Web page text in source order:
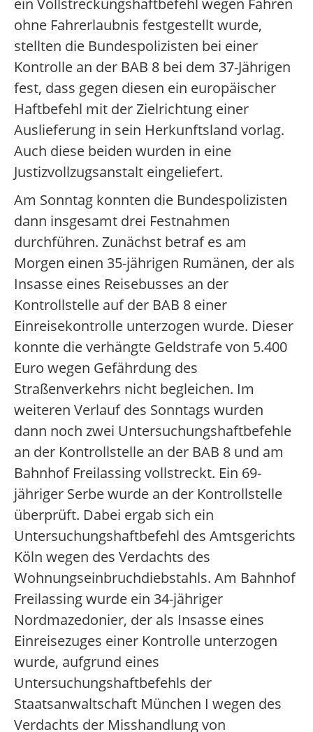
ein Vollstreckungshaftbefehl wegen Fahren
ohne Fahrerlaubnis festgestellt wurde,
stellten die Bundespolizisten bei einer
Kontrolle an der BAB 8 bei dem 37-Jährigen
fest, dass gegen diesen ein europäischer
Haftbefehl mit der Zielrichtung einer
Auslieferung in sein Herkunftsland vorlag.
Auch diese beiden wurden in eine
Justizvollzugsanstalt eingeliefert.
Am Sonntag konnten die Bundespolizisten
dann insgesamt drei Festnahmen
durchführen. Zunächst betraf es am
Morgen einen 35-jährigen Rumänen, der als
Insasse eines Reisebusses an der
Kontrollstelle auf der BAB 8 einer
Einreisekontrolle unterzogen wurde. Dieser
konnte die verhängte Geldstrafe von 5.400
Euro wegen Gefährdung des
Straßenverkehrs nicht begleichen. Im
weiteren Verlauf des Sonntags wurden
dann noch zwei Untersuchungshaftbefehle
an der Kontrollstelle an der BAB 8 und am
Bahnhof Freilassing vollstreckt. Ein 69-
jähriger Serbe wurde an der Kontrollstelle
überprüft. Dabei ergab sich ein
Untersuchungshaftbefehl des Amtsgerichts
Köln wegen des Verdachts des
Wohnungseinbruchdiebstahls. Am Bahnhof
Freilassing wurde ein 34-jähriger
Nordmazedonier, der als Insasse eines
Einreisezuges einer Kontrolle unterzogen
wurde, aufgrund eines
Untersuchungshaftbefehls der
Staatsanwaltschaft München I wegen des
Verdachts der Misshandlung von